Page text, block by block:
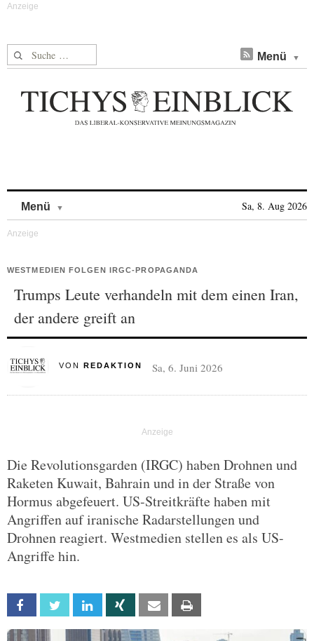
Suche nach: Menü
Menü Sa, 8. Aug 2026
WESTMEDIEN FOLGEN IRGC-PROPAGANDA
Trumps Leute verhandeln mit dem einen Iran,
der andere greift an
VON REDAKTION Sa, 6. Juni 2026
Die Revolutionsgarden (IRGC) haben Drohnen und
Raketen Kuwait, Bahrain und in der Straße von
Hormus abgefeuert. US-Streitkräfte haben mit
Angriffen auf iranische Radarstellungen und
Drohnen reagiert. Westmedien stellen es als US-
Angriffe hin.
Facebook Twitter Linkedin Xing Email